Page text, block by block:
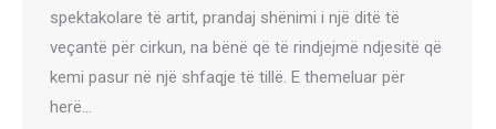
spektakolare të artit, prandaj shënimi i një ditë të
veçantë për cirkun, na bënë që të rindjejmë ndjesitë që
kemi pasur në një shfaqje të tillë. E themeluar për
herë…